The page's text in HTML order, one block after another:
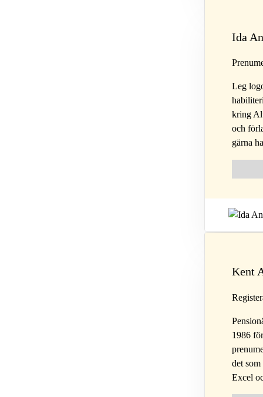
Ida
Leg
kring
och
gärna
Kent
1986
det
Excel